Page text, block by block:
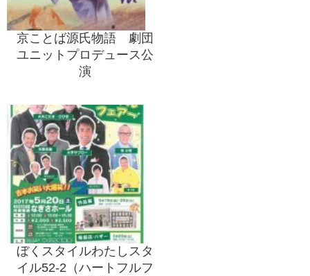
京ことば源氏物語 劇団
ユニットプロデュース公
演
ぼくスタイルわたしスタ
イル52-2（ハートフルフ